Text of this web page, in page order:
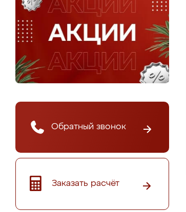
Обратный звонок
Заказать расчёт